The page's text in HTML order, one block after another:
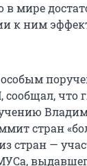
в мире
к ним
сообщал,
стран
стран —